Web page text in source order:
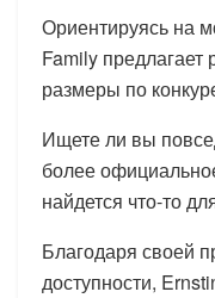
Ориентируясь на
Family предлагает
размеры по
Ищете ли вы
более
найдется что-то
Благодаря своей
доступности,